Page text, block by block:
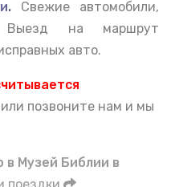
. Свежие автомобили,
на маршрут
авто.
позвоните нам и мы
в Музей Библии в